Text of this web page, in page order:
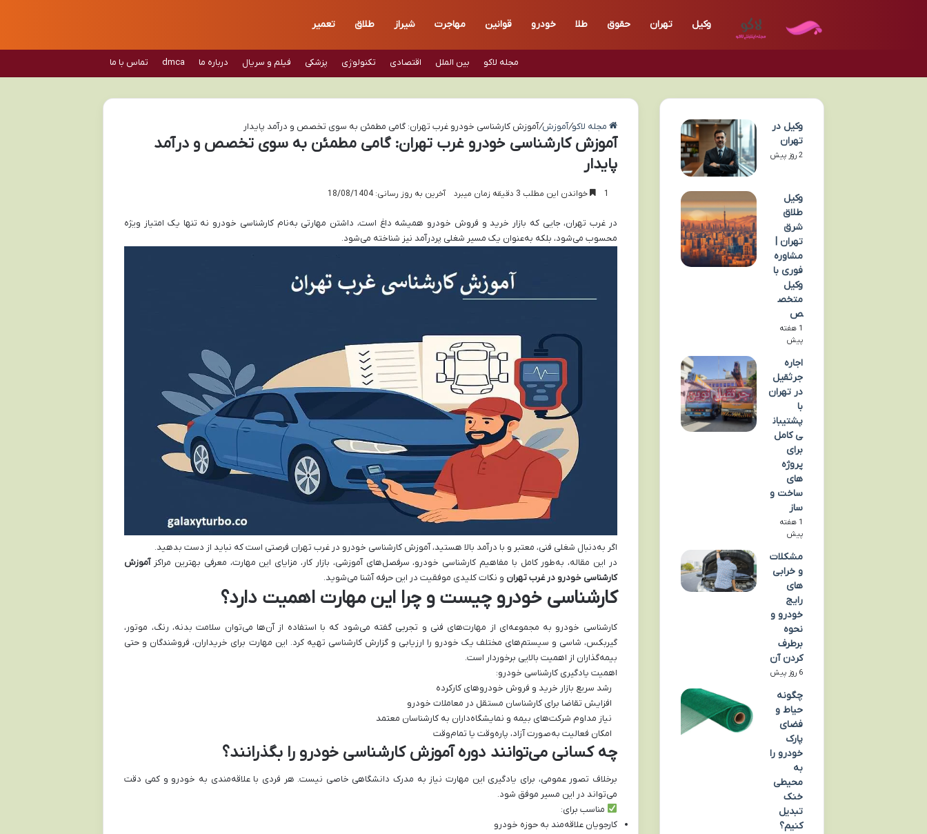
وکیل تهران حقوق طلا خودرو قوانین مهاجرت شیراز طلاق تعمیر
مجله لاکو بین الملل اقتصادی تکنولوژی پزشکی فیلم و سریال درباره ما dmca تماس با ما
مجله لاکو/آموزش/آموزش کارشناسی خودرو غرب تهران: گامی مطمئن به سوی تخصص و درآمد پایدار
آموزش کارشناسی خودرو غرب تهران: گامی مطمئن به سوی تخصص و درآمد
پایدار
آخرین به روز رسانی: 18/08/1404 1 خواندن این مطلب 3 دقیقه زمان میبرد
در غرب تهران، جایی که بازار خرید و فروش خودرو همیشه داغ است، داشتن مهارتی به‌نام کارشناسی خودرو نه تنها یک امتیاز ویژه
محسوب می‌شود، بلکه به‌عنوان یک مسیر شغلی پردرآمد نیز شناخته می‌شود.
اگر به‌دنبال شغلی فنی، معتبر و با درآمد بالا هستید، آموزش کارشناسی خودرو در غرب تهران فرصتی است که نباید از دست بدهید.
در این مقاله، به‌طور کامل با مفاهیم کارشناسی خودرو، سرفصل‌های آموزشی، بازار کار، مزایای این مهارت، معرفی بهترین مراکزآموزش
کارشناسی خودرو در غرب تهران و نکات کلیدی موفقیت در این حرفه آشنا می‌شوید.
کارشناسی خودرو چیست و چرا این مهارت اهمیت دارد؟
کارشناسی خودرو به مجموعه‌ای از مهارت‌های فنی و تجربی گفته می‌شود که با استفاده از آن‌ها می‌توان سلامت بدنه، رنگ، موتور،
گیربکس، شاسی و سیستم‌های مختلف یک خودرو را ارزیابی و گزارش کارشناسی تهیه کرد. این مهارت برای خریداران، فروشندگان و حتی
بیمه‌گذاران از اهمیت بالایی برخوردار است.
اهمیت یادگیری کارشناسی خودرو:
رشد سریع بازار خرید و فروش خودروهای کارکرده
افزایش تقاضا برای کارشناسان مستقل در معاملات خودرو
نیاز مداوم شرکت‌های بیمه و نمایشگاه‌داران به کارشناسان معتمد
امکان فعالیت به‌صورت آزاد، پاره‌وقت یا تمام‌وقت
چه کسانی می‌توانند دوره آموزش کارشناسی خودرو را بگذرانند؟
برخلاف تصور عمومی، برای یادگیری این مهارت نیاز به مدرک دانشگاهی خاصی نیست. هر فردی با علاقه‌مندی به خودرو و کمی دقت
می‌تواند در این مسیر موفق شود.
مناسب برای:
کارجویان علاقه‌مند به حوزه خودرو
وکیل در
تهران
2 روز پیش
وکیل
طلاق
شرق
تهران |
مشاوره
فوری با
وکیل
متخص
ص
1 هفته
پیش
اجاره
جرثقیل
در تهران
با
پشتیبان
ی کامل
برای
پروژه
های
ساخت و
ساز
1 هفته
پیش
مشکلات
و خرابی
های
رایج
خودرو و
نحوه
برطرف
کردن آن
6 روز پیش
چگونه
حیاط و
فضای
پارک
خودرو را
به
محیطی
خنک
تبدیل
کنیم؟